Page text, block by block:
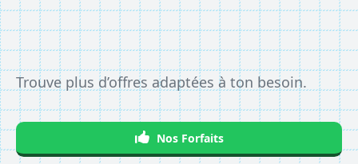
Trouve plus d’offres adaptées à ton besoin.
Nos Forfaits